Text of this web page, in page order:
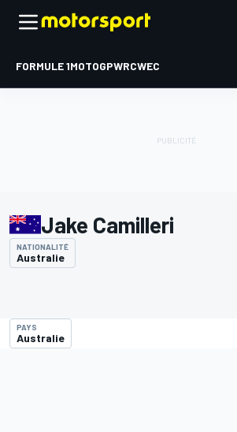
FORMULE 1MOTOGPWRCWEC
Jake Camilleri
NATIONALITÉ
Australie
PAYS
Australie